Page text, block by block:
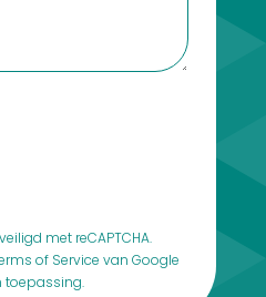
met reCAPTCHA.
of Service van Google
toepassing.